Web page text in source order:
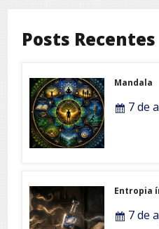
Posts Recentes
Mandala
7 de
Entropia
7 de